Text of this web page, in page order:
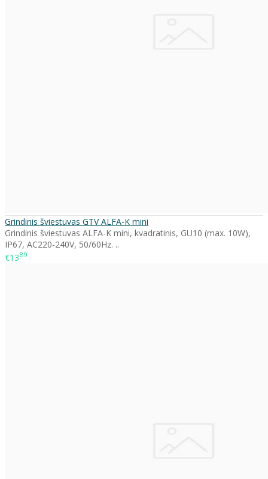
Grindinis šviestuvas GTV ALFA-K mini
Grindinis šviestuvas ALFA-K mini, kvadratinis, GU10 (max. 10W),
IP67, AC220-240V, 50/60Hz. ..
€1389